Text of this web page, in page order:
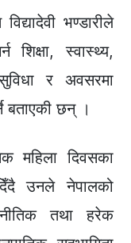
भण्डारीले
शिक्षा, स्वास्थ्य,
र अवसरमा
बताएकी छन् ।
महिला दिवसका
उनले नेपालको
तथा हरेक